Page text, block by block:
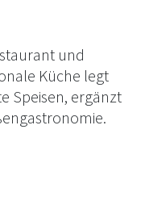
und
Küche legt
Speisen, ergänzt